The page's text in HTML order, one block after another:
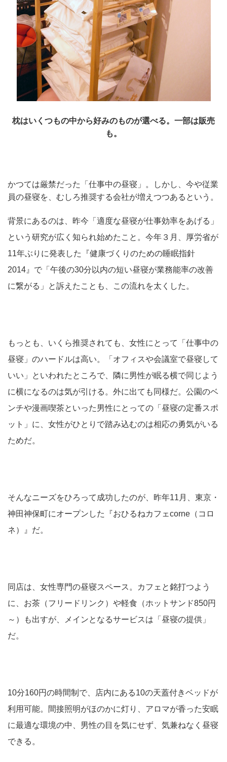
枕はいくつもの中から好みのものが選べる。一部は販売
も。
かつては厳禁だった「仕事中の昼寝」。しかし、今や従業
員の昼寝を、むしろ推奨する会社が増えつつあるという。
背景にあるのは、昨今「適度な昼寝が仕事効率をあげる」
という研究が広く知られ始めたこと。今年３月、厚労省が
11年ぶりに発表した『健康づくりのための睡眠指針
2014』で「午後の30分以内の短い昼寝が業務能率の改善
に繋がる」と訴えたことも、この流れを太くした。
もっとも、いくら推奨されても、女性にとって「仕事中の
昼寝」のハードルは高い。「オフィスや会議室で昼寝して
いい」といわれたところで、隣に男性が眠る横で同じよう
に横になるのは気が引ける。外に出ても同様だ。公園のベ
ンチや漫画喫茶といった男性にとっての「昼寝の定番スポ
ット」に、女性がひとりで踏み込むのは相応の勇気がいる
ためだ。
そんなニーズをひろって成功したのが、昨年11月、東京・
神田神保町にオープンした『おひるねカフェcorne（コロ
ネ）』だ。
同店は、女性専門の昼寝スペース。カフェと銘打つよう
に、お茶（フリードリンク）や軽食（ホットサンド850円
～）も出すが、メインとなるサービスは「昼寝の提供」
だ。
10分160円の時間制で、店内にある10の天蓋付きベッドが
利用可能。間接照明がほのかに灯り、アロマが香った安眠
に最適な環境の中、男性の目を気にせず、気兼ねなく昼寝
できる。